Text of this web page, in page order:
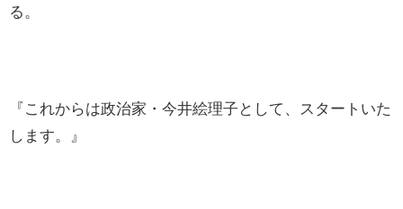
る。
『これからは政治家・今井絵理子として、スタートいた
します。』